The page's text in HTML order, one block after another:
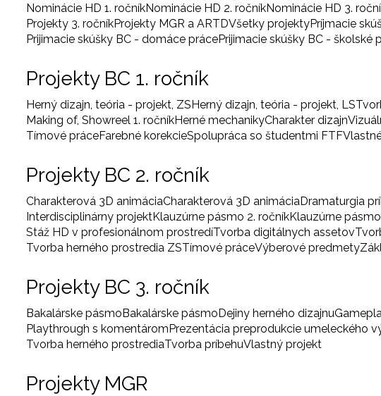
Nominácie HD 1. ročníkNominácie HD 2. ročníkNominácie HD 3.
Projekty 3. ročníkProjekty MGR a ARTDVšetky projektyPríjmacie
Prijimacie skúšky BC - domáce prácePrijimacie skúšky BC - školské
Projekty BC 1. ročník
Herný dizajn, teória - projekt, ZSHerný dizajn, teória - projekt, LS
Making of, Showreel 1. ročníkHerné mechanikyCharakter dizajn
Tímové práceFarebné korekcieSpolupráca so študentmi FTF
Projekty BC 2. ročník
Charakterová 3D animáciaCharakterová 3D animáciaDramaturgia
Interdisciplinárny projektKlauzúrne pásmo 2. ročníkKlauzúrne
Stáž HD v profesionálnom prostredíTvorba digitálnych assetov
Tvorba herného prostredia ZSTímové práceVýberové predmety
Projekty BC 3. ročník
Bakalárske pásmoBakalárske pásmoDejiny herného dizajnu
Playthrough s komentáromPrezentácia preprodukcie umeleckého
Tvorba herného prostrediaTvorba príbehuVlastný projekt
Projekty MGR